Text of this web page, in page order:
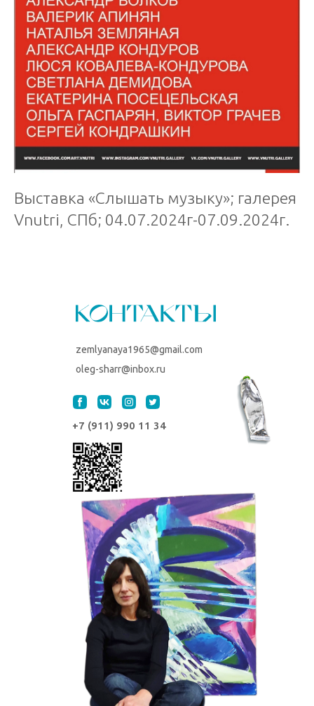
Выставка «Слышать музыку»; галерея
Vnutri, СПб; 04.07.2024г-07.09.2024г.
+7 (911) 990 11 34
zemlyanaya1965@gmail.com
oleg-sharr@inbox.ru